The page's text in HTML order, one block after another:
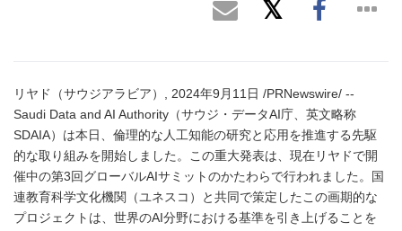
リヤド（サウジアラビア）, 2024年9月11日 /PRNewswire/ --
Saudi Data and AI Authority（サウジ・データAI庁、英文略称
SDAIA）は本日、倫理的な人工知能の研究と応用を推進する先駆
的な取り組みを開始しました。この重大発表は、現在リヤドで開
催中の第3回グローバルAIサミットのかたわらで行われました。国
連教育科学文化機関（ユネスコ）と共同で策定したこの画期的な
プロジェクトは、世界のAI分野における基準を引き上げることを